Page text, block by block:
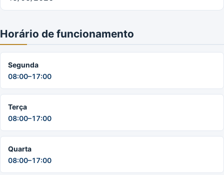
Horário de funcionamento
Segunda
08:00–17:00
Terça
08:00–17:00
Quarta
08:00–17:00